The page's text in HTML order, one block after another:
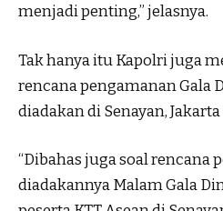
menjadi penting,” jelasnya.
Tak hanya itu Kapolri juga
rencana pengamanan Gala
diadakan di Senayan, Jakarta
“Dibahas juga soal rencana
diadakannya Malam Gala